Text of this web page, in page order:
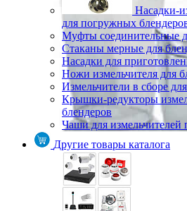
Насадки-
для погружных
Муфты соединительные
Стаканы мерные для
Насадки для
Ножи измельчителя для
Измельчители в сборе
Крышки-редукторы
блендеров
Чаши для измельчителей
Другие товары каталога